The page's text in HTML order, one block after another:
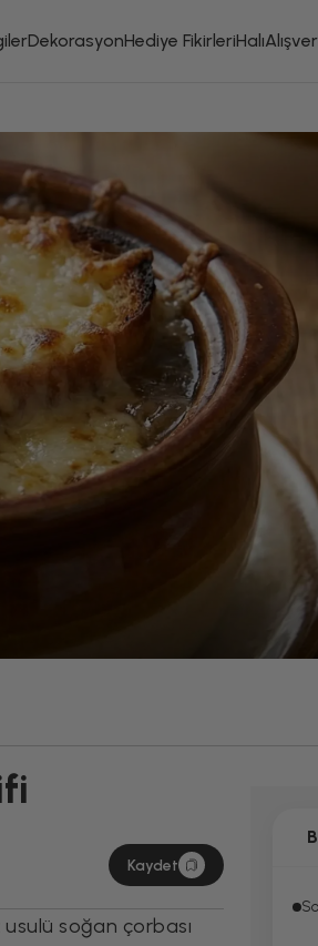
DekorasyonHediye FikirleriHalı
Kaydet
soğan çorbası